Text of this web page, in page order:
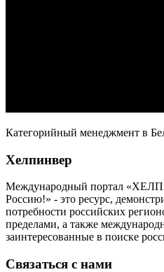
Категорийный менеджмент в
Хелпинвер
Международный портал
Россию!» - это ресурс,
потребности российских
пределами, а также
заинтересованные в поиске
Связаться с нами